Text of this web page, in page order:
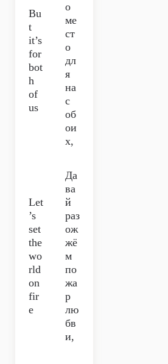
Bu
t
it’s
for
bot
h
of
us
о
ме
ст
о
дл
я
на
с
об
ои
х,
Let
’s
set
the
wo
rld
on
fir
e
Да
ва
й
раз
ож
жё
м
по
жа
р
лю
бв
и,